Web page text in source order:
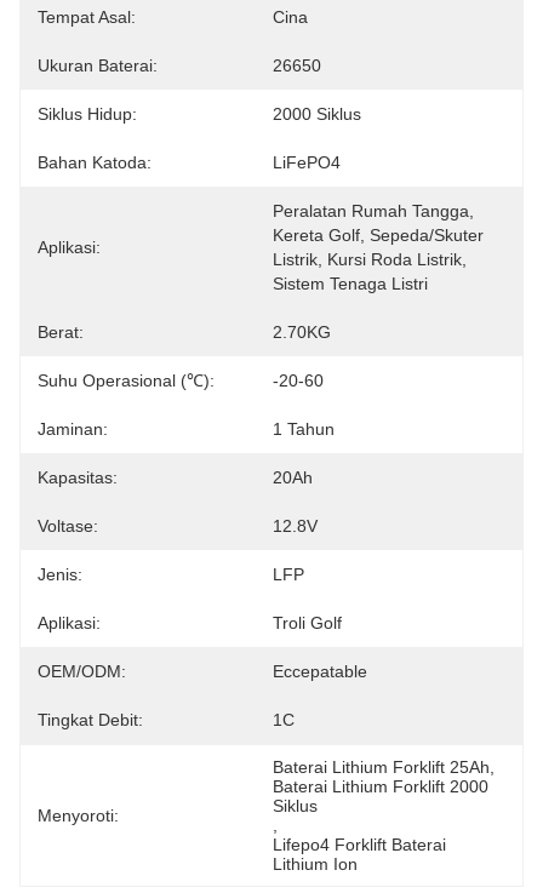
Tempat Asal: Cina
Ukuran Baterai: 26650
Siklus Hidup: 2000 Siklus
Bahan Katoda: LiFePO4
Aplikasi:
Peralatan Rumah Tangga,
Kereta Golf, Sepeda/Skuter
Listrik, Kursi Roda Listrik,
Sistem Tenaga Listri
Berat: 2.70KG
Suhu Operasional (℃): -20-60
Jaminan: 1 Tahun
Kapasitas: 20Ah
Voltase: 12.8V
Jenis: LFP
Aplikasi: Troli Golf
OEM/ODM: Eccepatable
Tingkat Debit: 1C
Menyoroti:
Baterai Lithium Forklift 25Ah
Baterai Lithium Forklift 2000
Siklus
Lifepo4 Forklift Baterai
Lithium Ion